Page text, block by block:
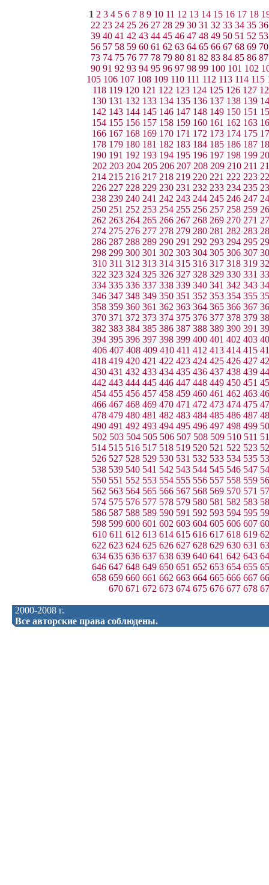
1 2 3 4 5 6 7 8 9 10 11 12 13 14 15 16 17 18
22 23 24 25 26 27 28 29 30 31 32 33 34 35 36
39 40 41 42 43 44 45 46 47 48 49 50 51 52 53
56 57 58 59 60 61 62 63 64 65 66 67 68 69 70
73 74 75 76 77 78 79 80 81 82 83 84 85 86 87
90 91 92 93 94 95 96 97 98 99 100 101 102
105 106 107 108 109 110 111 112 113 114 115
118 119 120 121 122 123 124 125 126 127
130 131 132 133 134 135 136 137 138 139
142 143 144 145 146 147 148 149 150 151
154 155 156 157 158 159 160 161 162 163
166 167 168 169 170 171 172 173 174 175
178 179 180 181 182 183 184 185 186 187
190 191 192 193 194 195 196 197 198 199
202 203 204 205 206 207 208 209 210 211
214 215 216 217 218 219 220 221 222 223
226 227 228 229 230 231 232 233 234 235
238 239 240 241 242 243 244 245 246 247
250 251 252 253 254 255 256 257 258 259
262 263 264 265 266 267 268 269 270 271
274 275 276 277 278 279 280 281 282 283
286 287 288 289 290 291 292 293 294 295
298 299 300 301 302 303 304 305 306 307
310 311 312 313 314 315 316 317 318 319
322 323 324 325 326 327 328 329 330 331
334 335 336 337 338 339 340 341 342 343
346 347 348 349 350 351 352 353 354 355
358 359 360 361 362 363 364 365 366 367
370 371 372 373 374 375 376 377 378 379
382 383 384 385 386 387 388 389 390 391
394 395 396 397 398 399 400 401 402 403
406 407 408 409 410 411 412 413 414 415
418 419 420 421 422 423 424 425 426 427
430 431 432 433 434 435 436 437 438 439
442 443 444 445 446 447 448 449 450 451
454 455 456 457 458 459 460 461 462 463
466 467 468 469 470 471 472 473 474 475
478 479 480 481 482 483 484 485 486 487
490 491 492 493 494 495 496 497 498 499
502 503 504 505 506 507 508 509 510 511
514 515 516 517 518 519 520 521 522 523
526 527 528 529 530 531 532 533 534 535
538 539 540 541 542 543 544 545 546 547
550 551 552 553 554 555 556 557 558 559
562 563 564 565 566 567 568 569 570 571
574 575 576 577 578 579 580 581 582 583
586 587 588 589 590 591 592 593 594 595
598 599 600 601 602 603 604 605 606 607
610 611 612 613 614 615 616 617 618 619
622 623 624 625 626 627 628 629 630 631
634 635 636 637 638 639 640 641 642 643
646 647 648 649 650 651 652 653 654 655
658 659 660 661 662 663 664 665 666 667
670 671 672 673 674 675 676 677 678
2000-2008 г.
Все авторские права соблюдены.